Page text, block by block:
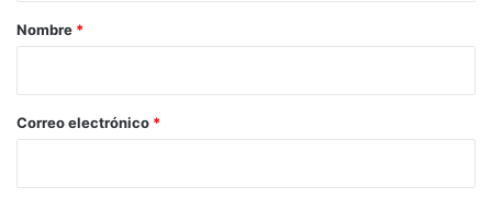
r
*
Nombre *
Correo electrónico *